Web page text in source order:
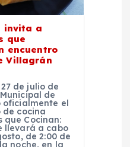
invita a
que
encuentro
Villagrán
27 de julio de
de
oficialmente el
de cocina
que Cocinan:
llevará a cabo
de 2:00 de
noche, en la